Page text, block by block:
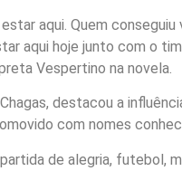
aqui. Quem
aqui hoje junto com o
Vespertino na novela.
destacou a
com nomes
de alegria, futebol,